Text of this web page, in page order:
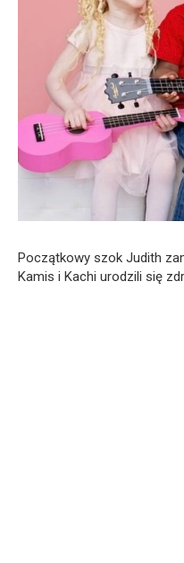
Początkowy szok Judith
Kamis i Kachi urodzili się